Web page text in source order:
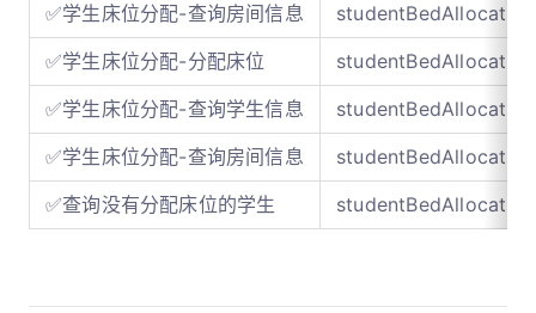
✅学生床位分配-查询房间信息
studentBedAllocation
✅学生床位分配-分配床位
studentBedAllocation
✅学生床位分配-查询学生信息
studentBedAllocation
✅学生床位分配-查询房间信息
studentBedAllocation
✅查询没有分配床位的学生
studentBedAllocation